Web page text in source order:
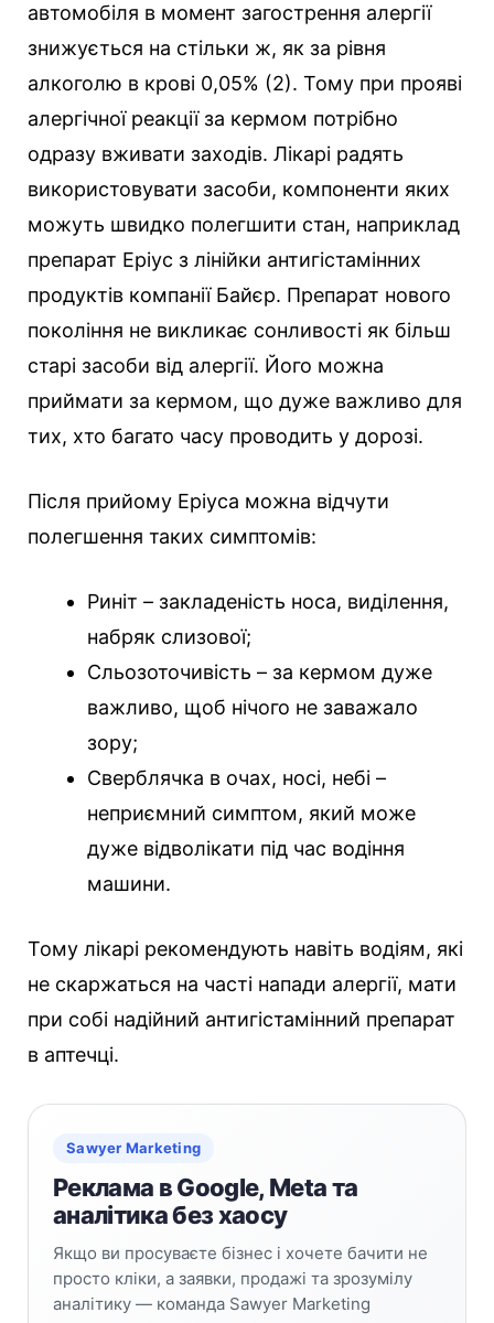
автомобіля в момент загострення алергії
знижується на стільки ж, як за рівня
алкоголю в крові 0,05% (2). Тому при прояві
алергічної реакції за кермом потрібно
одразу вживати заходів. Лікарі радять
використовувати засоби, компоненти яких
можуть швидко полегшити стан, наприклад
препарат Еріус з лінійки антигістамінних
продуктів компанії Байєр. Препарат нового
покоління не викликає сонливості як більш
старі засоби від алергії. Його можна
приймати за кермом, що дуже важливо для
тих, хто багато часу проводить у дорозі.
Після прийому Еріуса можна відчути
полегшення таких симптомів:
Риніт – закладеність носа, виділення,
набряк слизової;
Сльозоточивість – за кермом дуже
важливо, щоб нічого не заважало
зору;
Сверблячка в очах, носі, небі –
неприємний симптом, який може
дуже відволікати під час водіння
машини.
Тому лікарі рекомендують навіть водіям, які
не скаржаться на часті напади алергії, мати
при собі надійний антигістамінний препарат
в аптечці.
Sawyer Marketing
Реклама в Google, Meta та
аналітика без хаосу
Якщо ви просуваєте бізнес і хочете бачити не
просто кліки, а заявки, продажі та зрозумілу
аналітику — команда Sawyer Marketing